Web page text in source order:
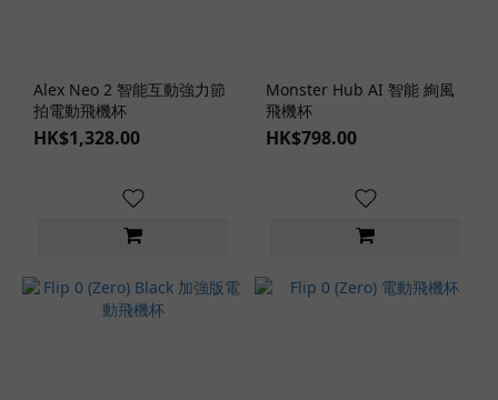
Alex Neo 2 智能互動強力節
拍電動飛機杯
HK$1,328.00
Monster Hub AI 智能 絢風
飛機杯
HK$798.00